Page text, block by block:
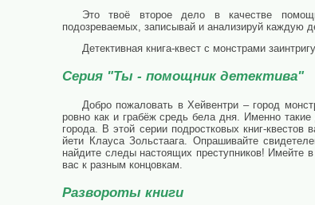
Это твоё второе дело в качестве
подозреваемых, записывай и анализируй каждую
Детективная книга-квест с монстрами
Серия "Ты - помощник детектива"
Добро пожаловать в Хейвентри – город
ровно как и грабёж средь бела дня. Именно
города. В этой серии подростковых книг-квестов
йети Клауса Зольстаага. Опрашивайте
найдите следы настоящих преступников! Имейте
вас к разным концовкам.
Развороты книги